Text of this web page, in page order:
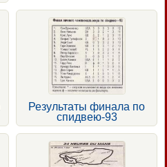
Результаты финала по
спидвею-93